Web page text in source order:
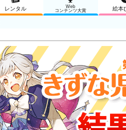
レンタル
Web
コンテンツ大賞
絵本